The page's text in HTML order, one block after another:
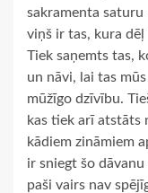
sakramenta saturu
viņš ir tas, kura
Tiek saņemts tas,
un nāvi, lai tas
mūžīgo dzīvību.
kas tiek arī atstāts
kādiem zināmiem
ir sniegt šo
paši vairs nav